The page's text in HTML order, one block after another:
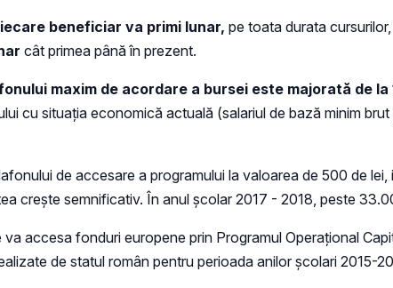
beneficiar va primi lunar, pe toata durata
cât primea până în prezent.
maxim de acordare a bursei este majorată de la
cu situația economică actuală (salariul de bază minim
de accesare a programului la valoarea de 500 de
crește semnificativ. În anul școlar 2017 - 2018, peste
accesa fonduri europene prin Programul Operațional
de statul român pentru perioada anilor școlari 2015-